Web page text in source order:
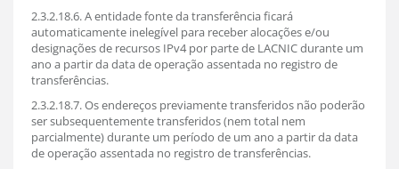
2.3.2.18.6. A entidade fonte da transferência ficará
automaticamente inelegível para receber alocações e/ou
designações de recursos IPv4 por parte de LACNIC durante um
ano a partir da data de operação assentada no registro de
transferências.
2.3.2.18.7. Os endereços previamente transferidos não poderão
ser subsequentemente transferidos (nem total nem
parcialmente) durante um período de um ano a partir da data
de operação assentada no registro de transferências.